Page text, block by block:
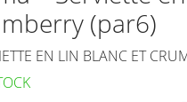
(par6)
EN LIN BLANC ET